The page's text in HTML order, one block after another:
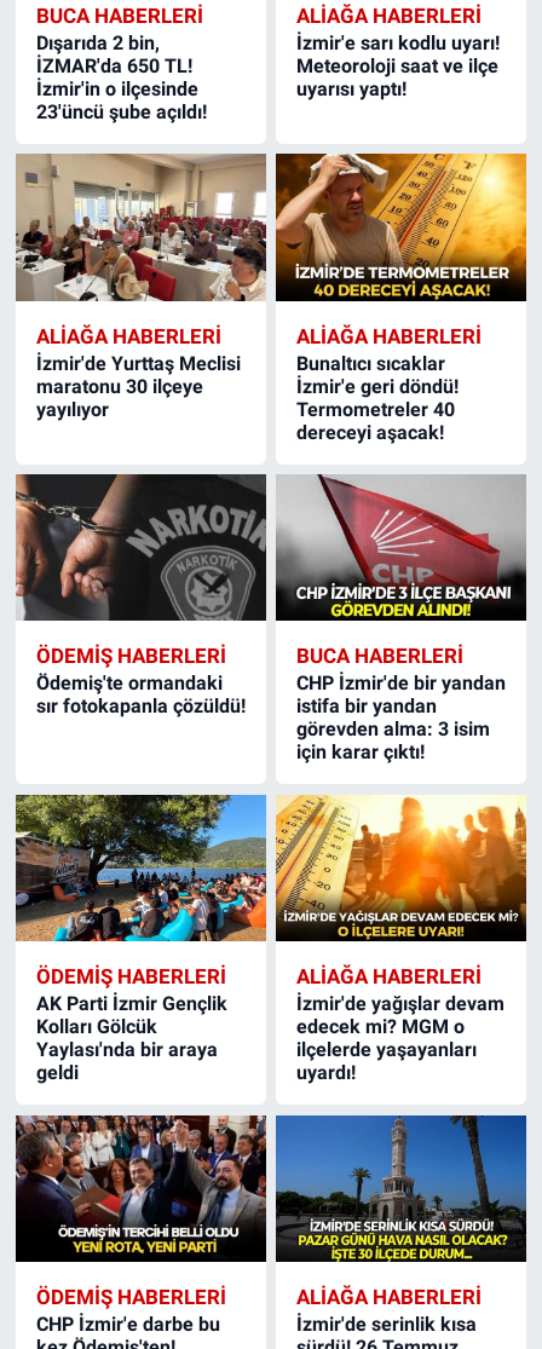
BUCA HABERLERI
Dışarıda 2 bin,
İZMAR'da 650 TL!
İzmir'in o ilçesinde
23'üncü şube açıldı!
ALIAĞA HABERLERI
İzmir'e sarı kodlu uyarı!
Meteoroloji saat ve ilçe
uyarısı yaptı!
ALIAĞA HABERLERI
İzmir'de Yurttaş Meclisi
maratonu 30 ilçeye
yayılıyor
ALIAĞA HABERLERI
Bunaltıcı sıcaklar
İzmir'e geri döndü!
Termometreler 40
dereceyi aşacak!
ÖDEMIŞ HABERLERI
Ödemiş'te ormandaki
sır fotokapanla çözüldü!
BUCA HABERLERI
CHP İzmir'de bir yandan
istifa bir yandan
görevden alma: 3 isim
için karar çıktı!
ÖDEMIŞ HABERLERI
AK Parti İzmir Gençlik
Kolları Gölcük
Yaylası'nda bir araya
geldi
ALIAĞA HABERLERI
İzmir'de yağışlar devam
edecek mi? MGM o
ilçelerde yaşayanları
uyardı!
ÖDEMIŞ HABERLERI
CHP İzmir'e darbe bu
ALIAĞA HABERLERI
İzmir'de serinlik kısa